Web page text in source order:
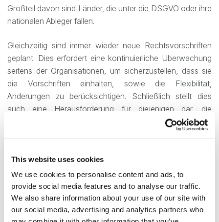
This website uses cookies
We use cookies to personalise content and ads, to
provide social media features and to analyse our traffic.
We also share information about your use of our site with
our social media, advertising and analytics partners who
Großteil davon sind Länder, die unter die DSGVO oder ihre
nationalen Ableger fallen.
Gleichzeitig sind immer wieder neue Rechtsvorschriften
geplant. Dies erfordert eine kontinuierliche Überwachung
seitens der Organisationen, um sicherzustellen, dass sie
die Vorschriften einhalten, sowie die Flexibilität,
Änderungen zu berücksichtigen. Schließlich stellt dies
auch eine Herausforderung für diejenigen dar, die
Software anbieten, die unter diese Vorschriften fällt –
Datenschutz versus Datensicherheit
Archivierungssoftware und Backups stellen im
Zusammenhang mit dem Datenschutz eine besondere
Herausforderung dar. Einerseits sind sie ein integraler
Bestandteil eines jeden Datensicherheitssystems